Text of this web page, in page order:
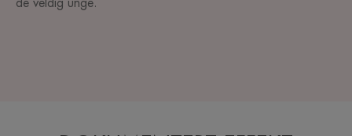
de veldig unge.